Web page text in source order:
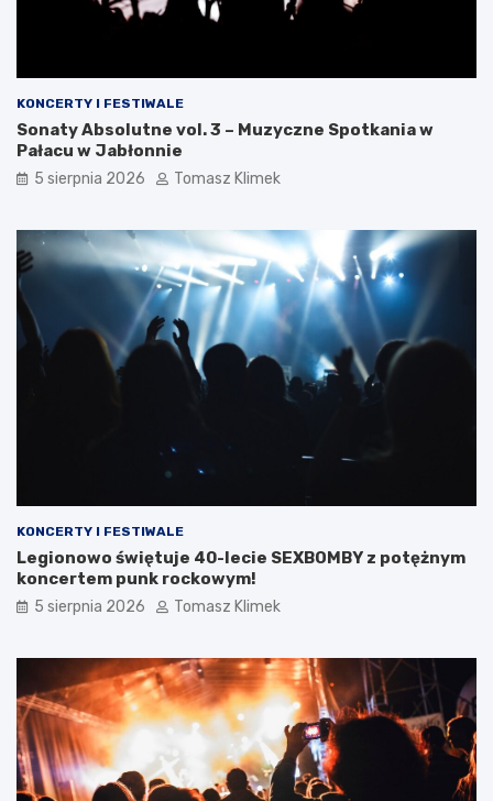
KONCERTY I FESTIWALE
Sonaty Absolutne vol. 3 – Muzyczne Spotkania w
Pałacu w Jabłonnie
5 sierpnia 2026 Tomasz Klimek
KONCERTY I FESTIWALE
Legionowo świętuje 40-lecie SEXBOMBY z potężnym
koncertem punk rockowym!
5 sierpnia 2026 Tomasz Klimek